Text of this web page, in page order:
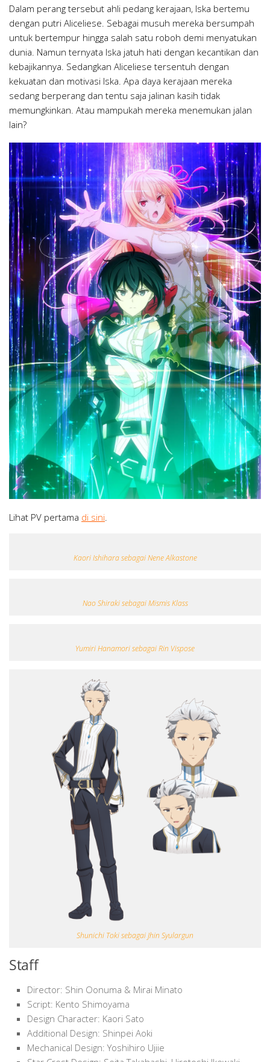
Dalam perang tersebut ahli pedang kerajaan, Iska bertemu
dengan putri Aliceliese. Sebagai musuh mereka bersumpah
untuk bertempur hingga salah satu roboh demi menyatukan
dunia. Namun ternyata Iska jatuh hati dengan kecantikan dan
kebajikannya. Sedangkan Aliceliese tersentuh dengan
kekuatan dan motivasi Iska. Apa daya kerajaan mereka
sedang berperang dan tentu saja jalinan kasih tidak
memungkinkan. Atau mampukah mereka menemukan jalan
lain?
Lihat PV pertama di sini
Kaori Ishihara sebagai Nene Alkastone
Nao Shiraki sebagai Mismis Klass
Yumiri Hanamori sebagai Rin Vispose
Shunichi Toki sebagai Jhin Syulargun
Staff
Director: Shin Oonuma & Mirai Minato
Script: Kento Shimoyama
Design Character: Kaori Sato
Additional Design: Shinpei Aoki
Mechanical Design: Yoshihiro Ujiie